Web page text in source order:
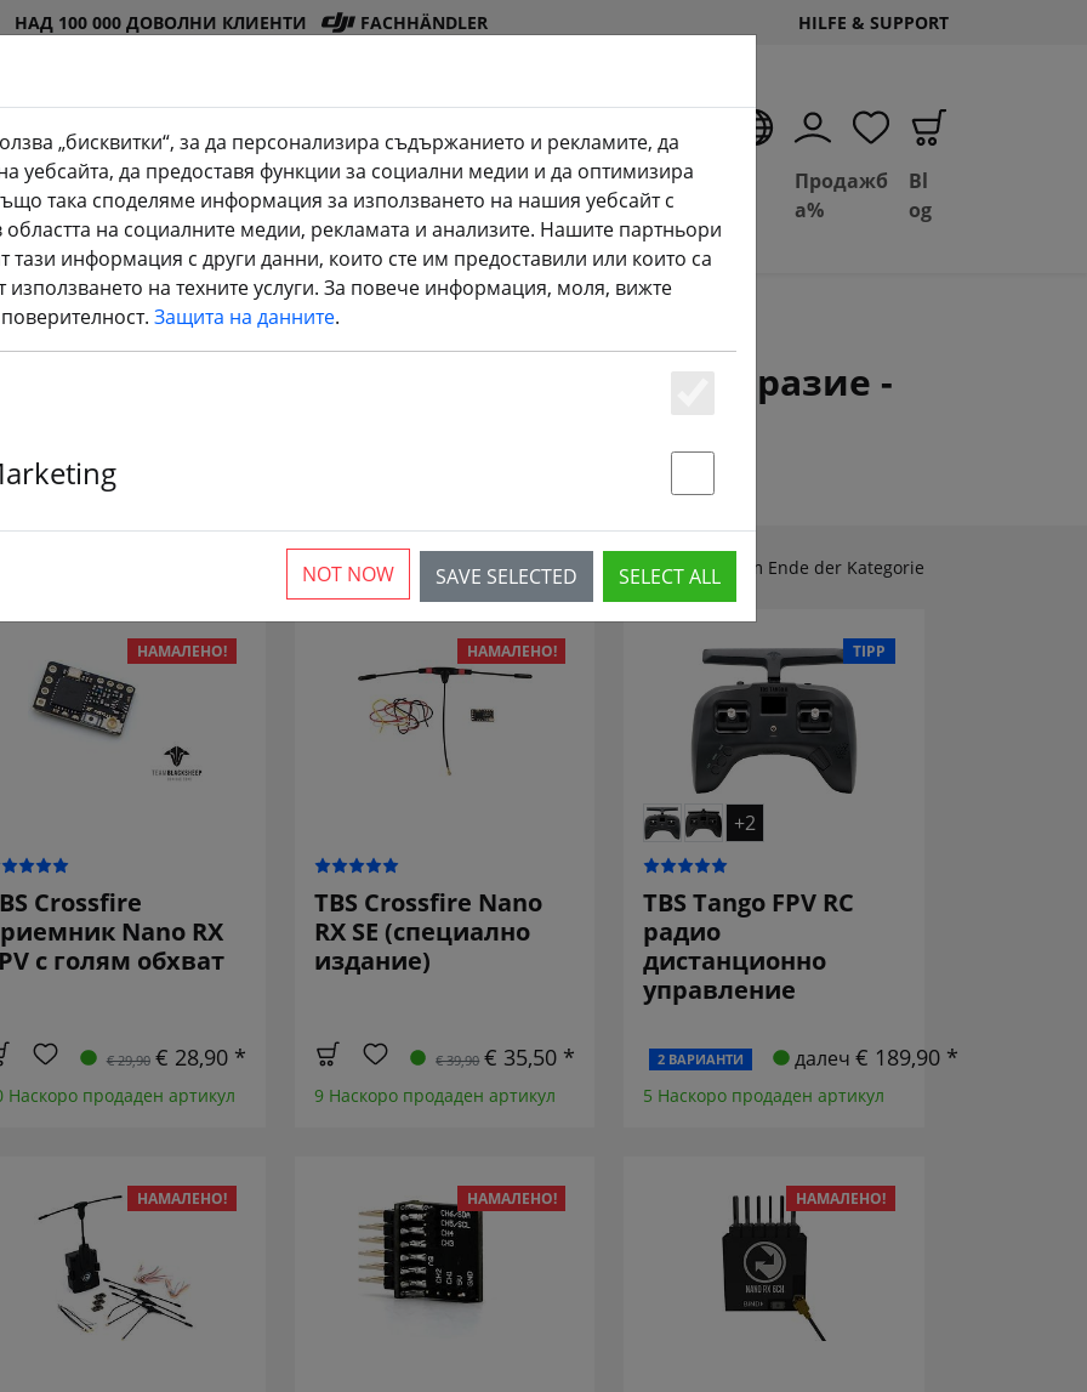
НАД 100 000 ДОВОЛНИ КЛИЕНТИ FACHHÄNDLER HILFE & SUPPORT
DJI
Батер
ии
Вит
ло
Аксесоа
ри
3D
принтиран
е
Сделка
Depot
Продажб
а%
Bl
og
предавател и приемник - разнообразие -
Zubehör & Ersatzteile am Ende der Kategorie
НАМАЛЕНО!
Crossfire
Nano RX
с голям обхват
€ 29,90 € 28,90 *
Наскоро продаден артикул
НАМАЛЕНО!
TBS Crossfire Nano
RX SE (специално
издание)
€ 39,90 € 35,50 *
9 Наскоро продаден артикул
TIPP
+2
TBS Tango FPV RC
радио
дистанционно
управление
далеч € 189,90 *
2 ВАРИАНТИ
5 Наскоро продаден артикул
НАМАЛЕНО! НАМАЛЕНО! НАМАЛЕНО!
„бисквитки“, за да персонализира съдържанието и рекламите, да
уебсайта, да предоставя функции за социални медии и да оптимизира
така споделяме информация за използването на нашия уебсайт с
на социалните медии, рекламата и анализите. Нашите партньори
тази информация с други данни, които сте им предоставили или които са
използването на техните услуги. За повече информация, моля, вижте
Защита на данните.
SAVE SELECTED SELECT ALL
NOT NOW